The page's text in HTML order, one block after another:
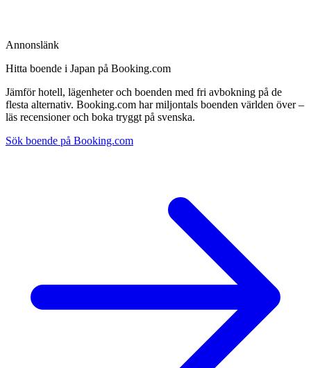
Annonslänk
Hitta boende i Japan på Booking.com
Jämför hotell, lägenheter och boenden med fri avbokning på de
flesta alternativ. Booking.com har miljontals boenden världen över –
läs recensioner och boka tryggt på svenska.
Sök boende på Booking.com